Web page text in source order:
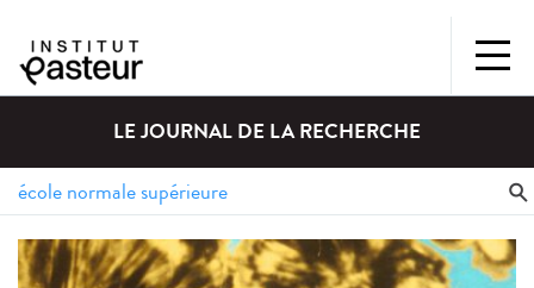
LE JOURNAL DE LA RECHERCHE